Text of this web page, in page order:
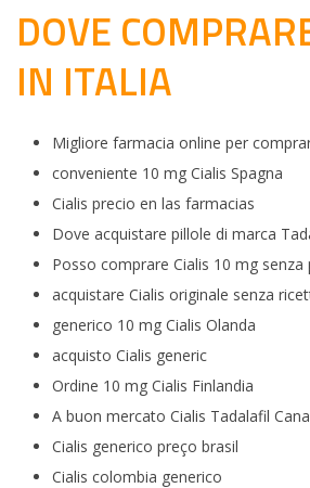
DOVE
IN ITALIA
Migliore farmacia online per
conveniente 10 mg Cialis Spagna
Cialis precio en las farmacias
Dove acquistare pillole di marca
Posso comprare Cialis 10 mg senza
acquistare Cialis originale senza
generico 10 mg Cialis Olanda
acquisto Cialis generic
Ordine 10 mg Cialis Finlandia
A buon mercato Cialis Tadalafil
Cialis generico preço brasil
Cialis colombia generico